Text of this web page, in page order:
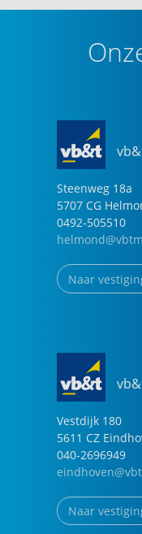
Steenweg 18a
5707 CG
0492-505510
Naar
Vestdijk 180
5611 CZ
040-2696949
Naar